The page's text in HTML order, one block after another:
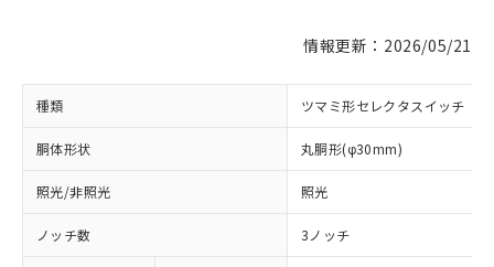
情報更新：2026/05/21
種類 ツマミ形セレクタスイッチ
胴体形状 丸胴形(φ30mm)
照光/非照光 照光
ノッチ数 3ノッチ